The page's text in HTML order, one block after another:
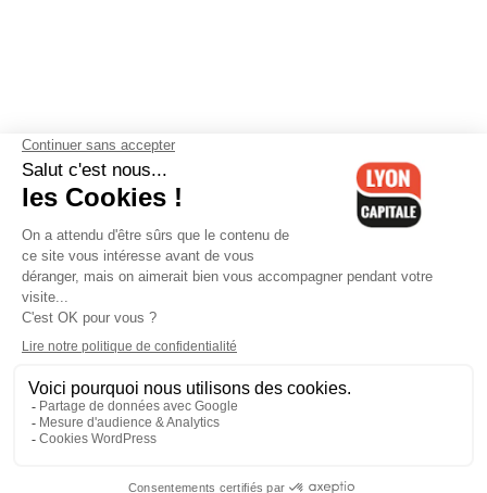
Contactez-nous-Mentions légales-CGV-Politique de
confidentialité-Gestion des cookies